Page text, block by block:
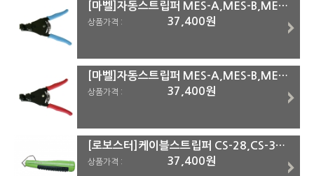
[마벨]자동스트립퍼 MES-A,MES-B,MES-C MES-C
상품가격 : 37,400원
[마벨]자동스트립퍼 MES-A,MES-B,MES-C MES-B
상품가격 : 37,400원
[로보스터]케이블스트립퍼 CS-28,CS-35,CS-50 CS-50
상품가격 : 37,400원